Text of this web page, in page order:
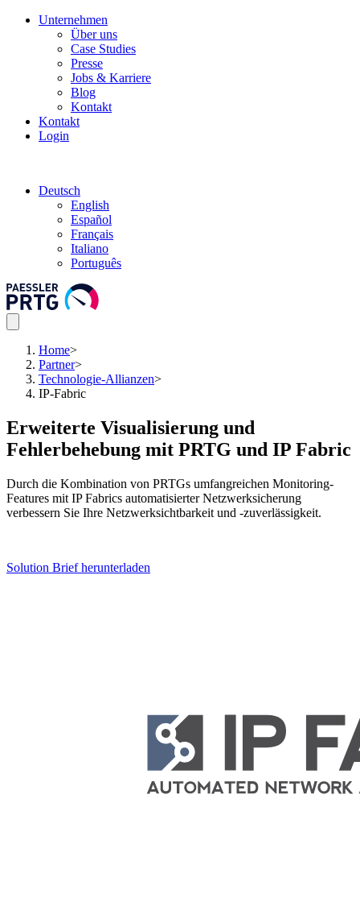
Unternehmen
Über uns
Case Studies
Presse
Jobs & Karriere
Blog
Kontakt
Kontakt
Login
Deutsch
English
Español
Français
Italiano
Português
Home>
Partner>
Technologie-Allianzen>
IP-Fabric
Erweiterte Visualisierung und
Fehlerbehebung mit PRTG und IP Fabric
Durch die Kombination von PRTGs umfangreichen Monitoring-
Features mit IP Fabrics automatisierter Netzwerksicherung
verbessern Sie Ihre Netzwerksichtbarkeit und -zuverlässigkeit.
Solution Brief herunterladen